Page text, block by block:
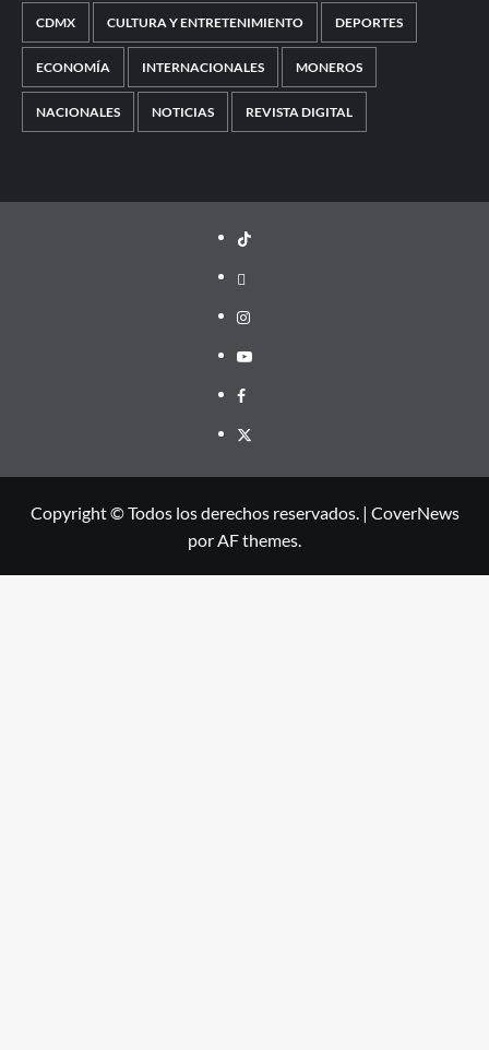
CDMX CULTURA Y ENTRETENIMIENTO DEPORTES
ECONOMÍA INTERNACIONALES MONEROS
NACIONALES NOTICIAS REVISTA DIGITAL
TikTok
threads
Instagram
Youtube
Facebook
X
Copyright © Todos los derechos reservados. | CoverNews
por AF themes.